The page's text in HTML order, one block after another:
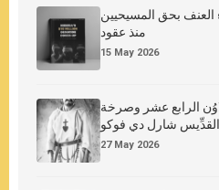
العنف بحق المسيحيين
منذ عقود
15 May 2026
لاوُن الرابع عشر وصرخة
القدِّيس شارل دي فوكو
27 May 2026